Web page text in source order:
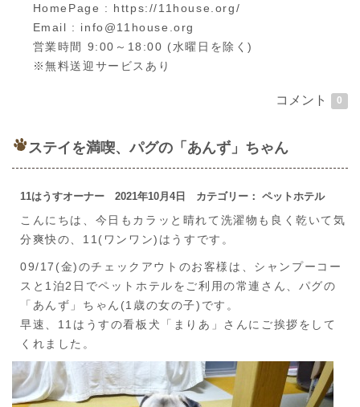
HomePage : https://11house.org/
Email : info@11house.org
営業時間 9:00～18:00 (水曜日を除く)
※無料送迎サービスあり
コメント 0
ステイを満喫、パグの「あんず」ちゃん
11はうすオーナー 2021年10月4日 カテゴリー： ペットホテル
こんにちは、今日もカラッと晴れて洗濯物も良く乾いて気
分爽快の、11(ワンワン)はうすです。
09/17(金)のチェックアウトのお客様は、シャンプーコー
スと1泊2日でペットホテルをご利用の常連さん、パグの
「あんず」ちゃん(1歳の女の子)です。
早速、11はうすの看板犬「まりあ」さんにご挨拶をして
くれました。